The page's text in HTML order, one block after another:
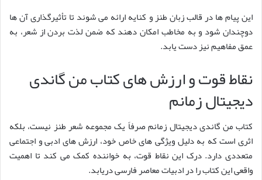
این پیام ها در قالب زبان طنز و کنایه ارائه می شوند تا تأثیرگذاری آن ها
دوچندان شود و به مخاطب امکان دهند که ضمن لذت بردن از شعر، به
عمق مفاهیم نیز دست یابد.
نقاط قوت و ارزش های کتاب من گاندی
دیجیتال زمانم
کتاب من گاندی دیجیتال زمانم صرفاً یک مجموعه شعر طنز نیست، بلکه
اثری است که به دلیل ویژگی های خاص خود، ارزش های ادبی و اجتماعی
متعددی دارد. درک این نقاط قوت، به خواننده کمک می کند تا اهمیت
واقعی این کتاب را در ادبیات معاصر فارسی دریابد.